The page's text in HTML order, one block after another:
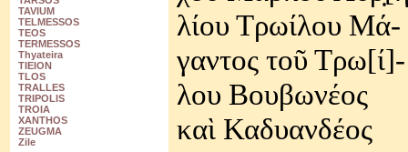
TAVIUM
TELMESSOS
TEOS
TERMESSOS
Thyateira
TIEION
TLOS
TRALLES
TRIPOLIS
TROIA
XANTHOS
ZEUGMA
Zile
λίου Τρωίλου Μά-
γαντος τοῦ Τρω[ί]-
λου Βουβωνέος
καὶ Καδυανδέος